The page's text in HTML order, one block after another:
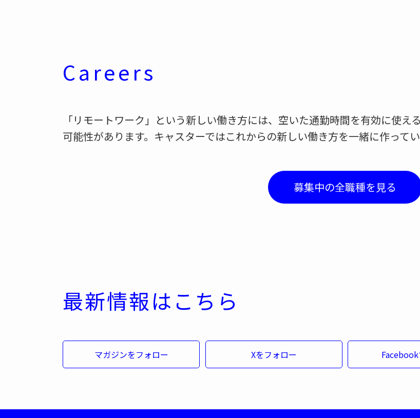
Careers
「リモートワーク」という新しい働き方には、空いた通勤時間を有効に使
可能性があります。キャスターではこれからの新しい働き方を一緒に作って
募集中の全職種を見る
最新情報はこちら
マガジンをフォロー Xをフォロー